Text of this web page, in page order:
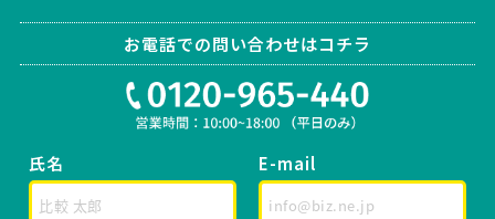
お電話での問い合わせはコチラ
氏名 E-mail